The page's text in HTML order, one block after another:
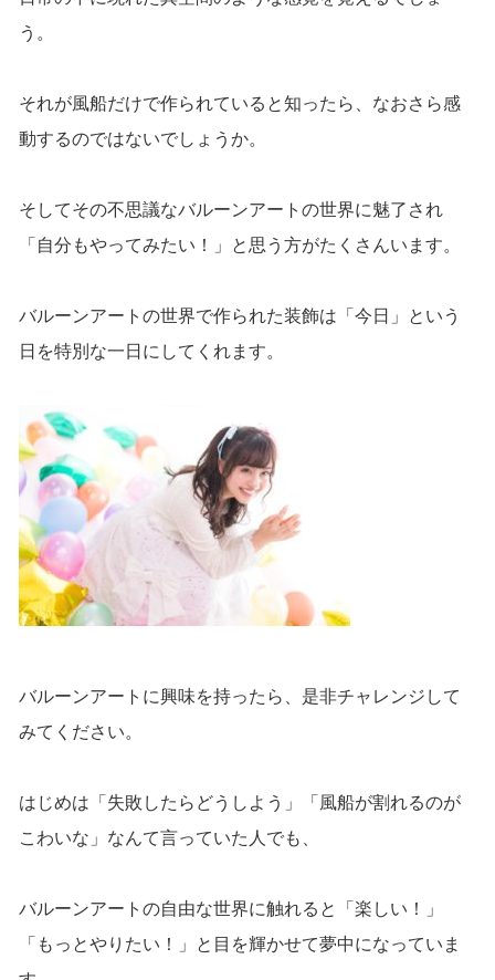
う。
それが風船だけで作られていると知ったら、なおさら感
動するのではないでしょうか。
そしてその不思議なバルーンアートの世界に魅了され
「自分もやってみたい！」と思う方がたくさんいます。
バルーンアートの世界で作られた装飾は「今日」という
日を特別な一日にしてくれます。
バルーンアートに興味を持ったら、是非チャレンジして
みてください。
はじめは「失敗したらどうしよう」「風船が割れるのが
こわいな」なんて言っていた人でも、
バルーンアートの自由な世界に触れると「楽しい！」
「もっとやりたい！」と目を輝かせて夢中になっていま